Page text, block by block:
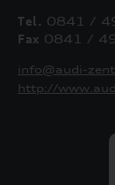
Tel. 0841 /
Fax 0841 /
info@audi-
http://